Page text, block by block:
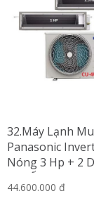
32.Máy Lạnh
Panasonic
Nóng 3 Hp + 2
Nối Ống Gió 1
44.600.000 đ